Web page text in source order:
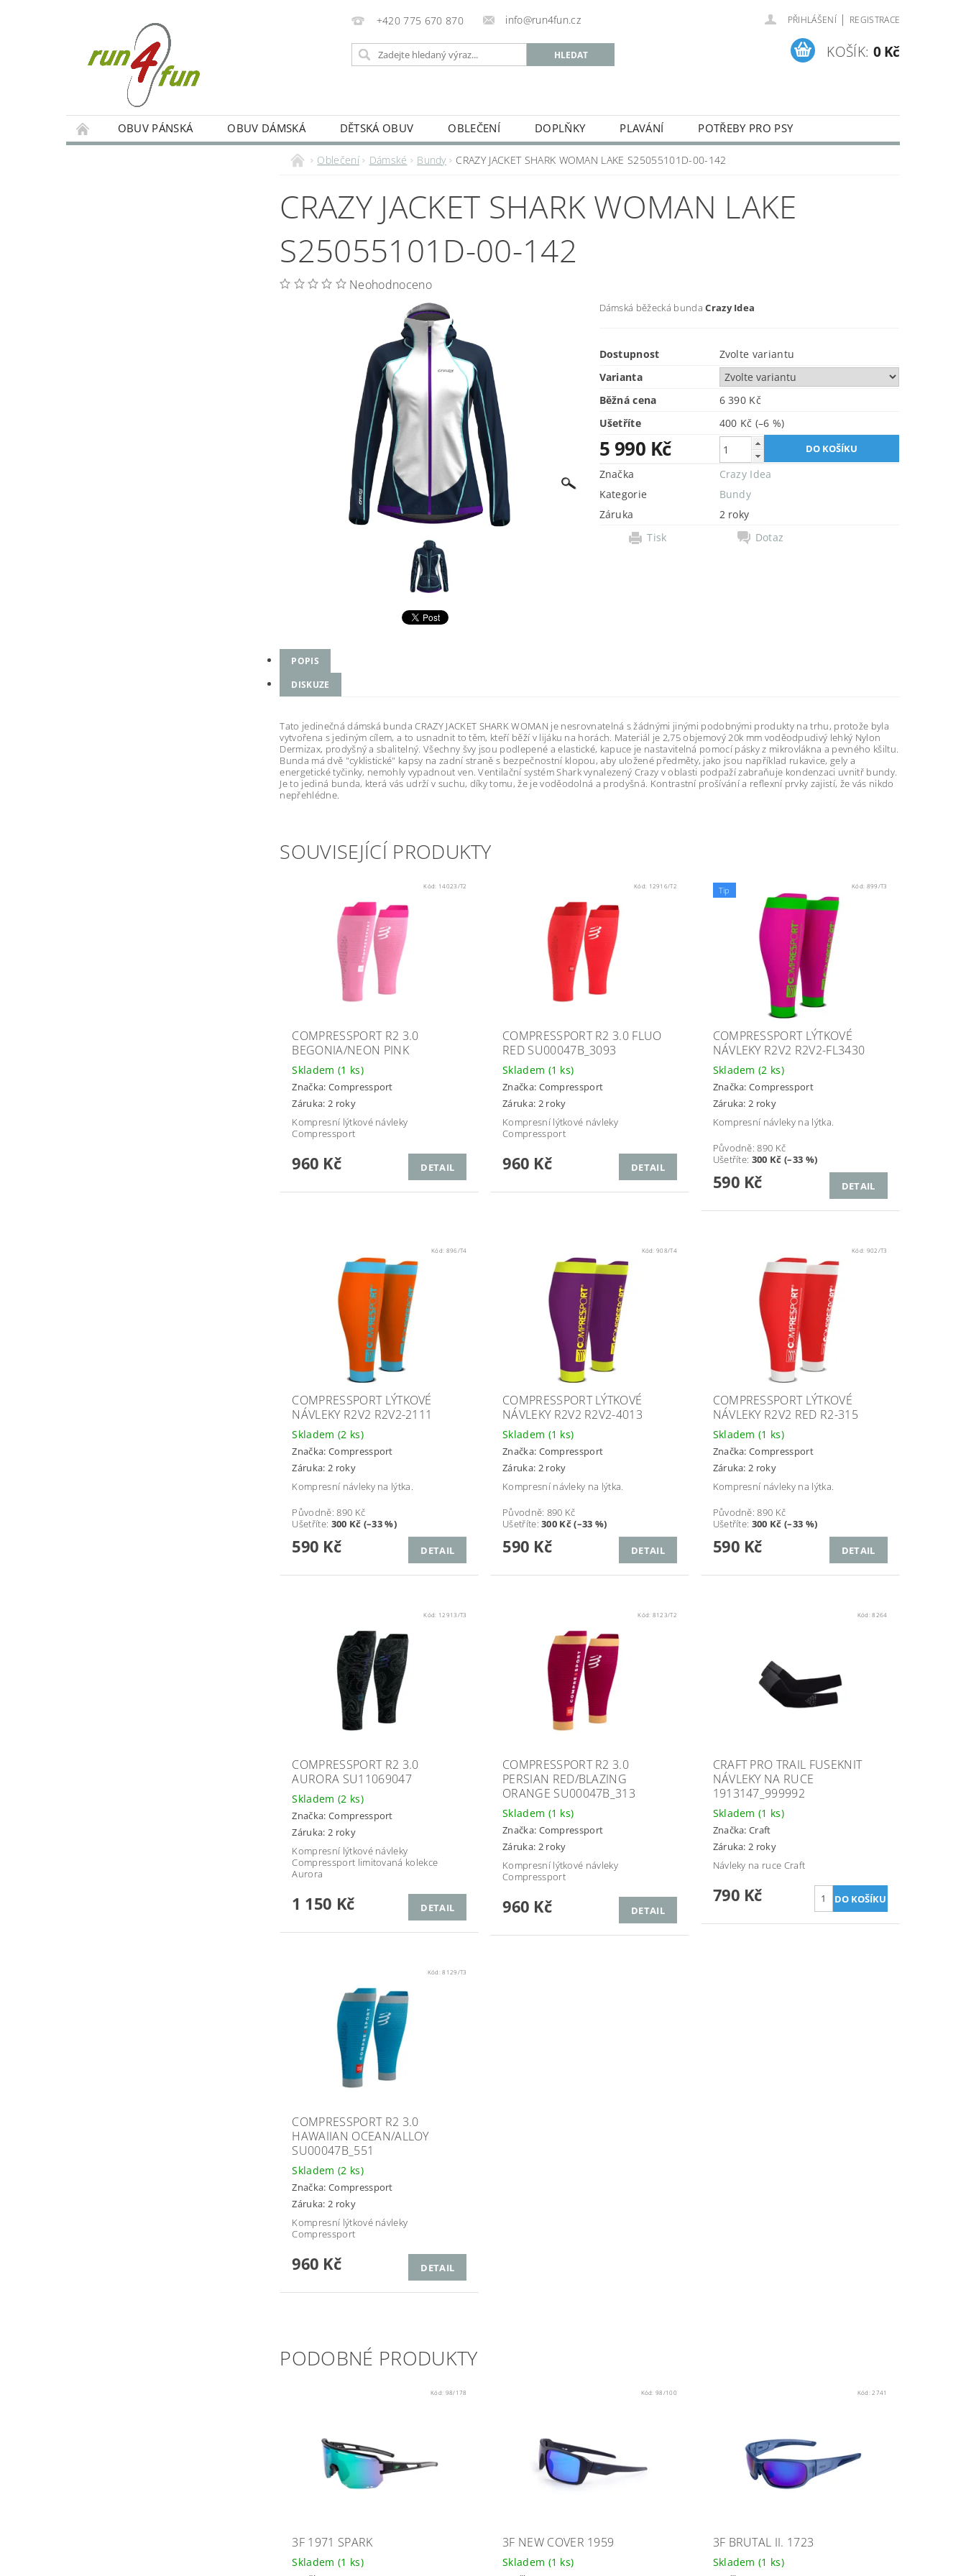
+420 775 670 870 info@run4fun.cz PŘIHLÁŠENÍ | REGISTRACE
KOŠÍK: 0 Kč
OBUV PÁNSKÁ OBUV DÁMSKÁ DĚTSKÁ OBUV OBLEČENÍ DOPLŇKY PLAVÁNÍ
POTŘEBY PRO PSY
KAMENNÁ PRODEJNA OBCHODNÍ PODMÍNKY
VRÁCENÍ A REKLAMACE ZBOŽÍ
Oblečení Dámské Bundy CRAZY JACKET SHARK WOMAN LAKE S25055101D-00-142
CRAZY JACKET SHARK WOMAN LAKE
S25055101D-00-142
Neohodnoceno
Dámská běžecká bundaCrazy Idea
Dostupnost
Zvolte variantu
Varianta
Běžná cena
6 390 Kč
Ušetříte
400 Kč (–6 %)
5 990 Kč
Značka
Crazy Idea
Kategorie
Bundy
Záruka
2 roky
Tisk
Dotaz
POPIS
DISKUZE
Tato jedinečná dámská bunda CRAZY JACKET SHARK WOMAN je nesrovnatelná s žádnými jinými podobnými produkty na trhu, protože byla
vytvořena s jediným cílem, a to usnadnit to těm, kteří běží v lijáku na horách. Materiál je 2,75 objemový 20k mm voděodpudivý lehký Nylon
Dermizax, prodyšný a sbalitelný. Všechny švy jsou podlepené a elastické, kapuce je nastavitelná pomocí pásky z mikrovlákna a pevného kšiltu.
Bunda má dvě "cyklistické" kapsy na zadní straně s bezpečnostní klopou, aby uložené předměty, jako jsou například rukavice, gely a
energetické tyčinky, nemohly vypadnout ven. Ventilační systém Shark vynalezený Crazy v oblasti podpaží zabraňuje kondenzaci uvnitř bundy.
Je to jediná bunda, která vás udrží v suchu, díky tomu, že je voděodolná a prodyšná. Kontrastní prošívání a reflexní prvky zajistí, že vás nikdo
nepřehlédne.
SOUVISEJÍCÍ PRODUKTY
Kód: 14023/T2
COMPRESSPORT R2 3.0
BEGONIA/NEON PINK
Skladem (1 ks)
Značka: Compressport
Záruka: 2 roky
Kompresní lýtkové návleky
Compressport
960 Kč DETAIL
Kód: 12916/T2
COMPRESSPORT R2 3.0 FLUO
RED SU00047B_3093
Skladem (1 ks)
Značka: Compressport
Záruka: 2 roky
Kompresní lýtkové návleky
Compressport
960 Kč DETAIL
Tip Kód: 899/T3
COMPRESSPORT LÝTKOVÉ
NÁVLEKY R2V2 R2V2-FL3430
Skladem(2 ks)
Značka:Compressport
Záruka: 2 roky
Kompresní návleky na lýtka.
Původně:890 Kč
Ušetříte: 300 Kč (–33 %)
590 Kč DETAIL
Kód: 896/T4
COMPRESSPORT LÝTKOVÉ
NÁVLEKY R2V2 R2V2-2111
Skladem (2 ks)
Značka: Compressport
Záruka: 2 roky
Kompresní návleky na lýtka.
Původně:890 Kč
Ušetříte: 300 Kč (–33 %)
590 Kč DETAIL
Kód:908/T4
COMPRESSPORT LÝTKOVÉ
NÁVLEKY R2V2 R2V2-4013
Skladem (1 ks)
Značka: Compressport
Záruka: 2 roky
Kompresní návleky na lýtka.
Původně: 890 Kč
Ušetříte:300 Kč (–33 %)
590 Kč DETAIL
Kód: 902/T3
COMPRESSPORT LÝTKOVÉ
NÁVLEKY R2V2 RED R2-315
Skladem(1 ks)
Značka:Compressport
Záruka: 2 roky
Kompresní návleky na lýtka.
Původně:890 Kč
Ušetříte: 300 Kč (–33 %)
590 Kč DETAIL
Kód: 12913/T3
COMPRESSPORT R2 3.0
AURORA SU11069047
Skladem (2 ks)
Značka: Compressport
Záruka: 2 roky
Kompresní lýtkové návleky
Compressport limitovaná kolekce
Aurora
1 150 Kč DETAIL
Kód: 8123/T2
COMPRESSPORT R2 3.0
PERSIAN RED/BLAZING
ORANGE SU00047B_313
Skladem (1 ks)
Značka: Compressport
Záruka: 2 roky
Kompresní lýtkové návleky
Compressport
960 Kč DETAIL
Kód:8264
CRAFT PRO TRAIL FUSEKNIT
NÁVLEKY NA RUCE
1913147_999992
Skladem(1 ks)
Značka:Craft
Záruka: 2 roky
Návleky na ruce Craft
790 Kč
Kód:8129/T3
COMPRESSPORT R2 3.0
HAWAIIAN OCEAN/ALLOY
SU00047B_551
Skladem (2 ks)
Značka: Compressport
Záruka: 2 roky
Kompresní lýtkové návleky
Compressport
960 Kč DETAIL
PODOBNÉ PRODUKTY
Kód: 98/178
3F 1971 SPARK
Skladem (1 ks)
Kód:98/100
3F NEW COVER 1959
Skladem (1 ks)
Kód:2741
3F BRUTAL II. 1723
Skladem(1 ks)